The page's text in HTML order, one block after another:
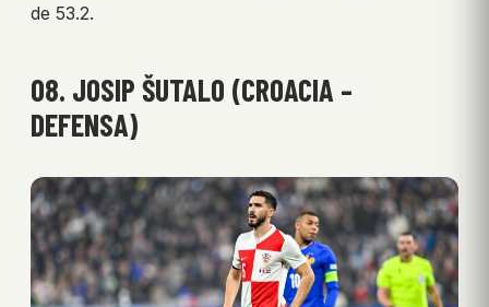
de 53.2.
08. JOSIP ŠUTALO (CROACIA –
DEFENSA)